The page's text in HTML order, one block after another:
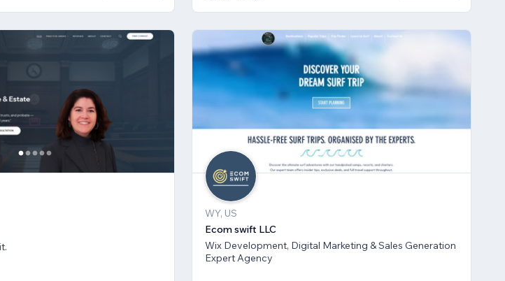
WY, US
Ecom swift LLC
Wix Development, Digital Marketing & Sales Generation
Expert Agency